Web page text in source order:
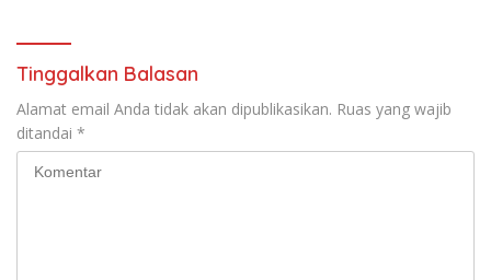
Tinggalkan Balasan
Alamat email Anda tidak akan dipublikasikan. Ruas yang wajib
ditandai *